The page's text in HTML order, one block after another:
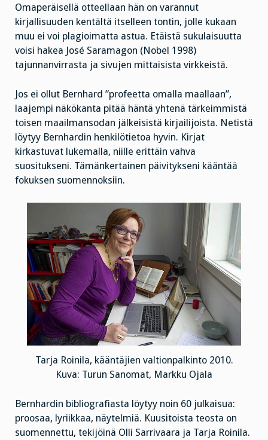
Omaperäisellä otteellaan hän on varannut
kirjallisuuden kentältä itselleen tontin, jolle kukaan
muu ei voi plagioimatta astua. Etäistä sukulaisuutta
voisi hakea José Saramagon (Nobel 1998)
tajunnanvirrasta ja sivujen mittaisista virkkeistä.
Jos ei ollut Bernhard ”profeetta omalla maallaan”,
laajempi näkökanta pitää häntä yhtenä tärkeimmistä
toisen maailmansodan jälkeisistä kirjailijoista. Netistä
löytyy Bernhardin henkilötietoa hyvin. Kirjat
kirkastuvat lukemalla, niille erittäin vahva
suositukseni. Tämänkertainen päivitykseni kääntää
fokuksen suomennoksiin.
Tarja Roinila, kääntäjien valtionpalkinto 2010.
Kuva: Turun Sanomat, Markku Ojala
Bernhardin bibliografiasta löytyy noin 60 julkaisua:
proosaa, lyriikkaa, näytelmiä. Kuusitoista teosta on
suomennettu, tekijöinä Olli Sarrivaara ja Tarja Roinila.